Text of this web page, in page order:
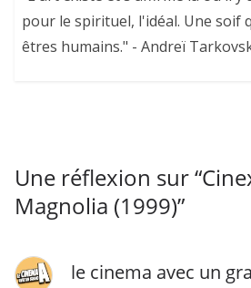
pour le spirituel, l'idéal. Une soif
êtres humains." - Andreï
Une réflexion sur “
Magnolia (1999)”
le cinema avec un